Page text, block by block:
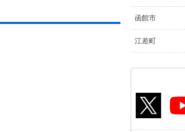
函館市
江差町